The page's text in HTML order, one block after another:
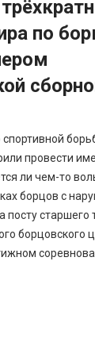
по
провести
ли чем-то
борцов с
посту старшего
борцовского